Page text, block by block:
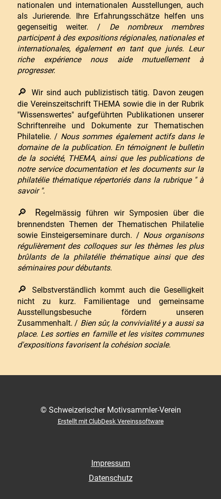
nationalen und internationalen Ausstellungen, auch
als Jurierende. Ihre Erfahrungsschätze helfen uns
gegenseitig weiter. / De nombreux membres
participent à des expositions régionales, nationales et
internationales, également en tant que jurés. Leur
riche expérience nous aide mutuellement à
progresser.
🔎
Wir sind auch publizistisch tätig. Davon zeugen
die Vereinszeitschrift THEMA sowie die in der Rubrik
"Wissenswertes" aufgeführten Publikationen unserer
Schriftenreihe und Dokumente zur Thematischen
Philatelie. / Nous sommes également actifs dans le
domaine de la publication. En témoignent le bulletin
de la société, THEMA, ainsi que les publications de
notre service documentation et les documents sur la
philatélie thématique répertoriés dans la rubrique " à
savoir ".
🔎 Regelmässig führen wir Symposien
über die
brennendsten Themen der Thematischen Philatelie
sowie Einsteigerseminare durch. / Nous organisons
régulièrement des colloques sur les thèmes les plus
brûlants de la philatélie thématique ainsi que des
séminaires pour débutants.
🔎
Selbstverständlich kommt auch die Geselligkeit
nicht zu kurz. Familientage und gemeinsame
Ausstellungsbesuche fördern unseren
Zusammenhalt. / Bien sûr, la convivialité y a aussi sa
place. Les sorties en famille et les visites communes
d'expositions favorisent la cohésion sociale.
© Schweizerischer Motivsammler-Verein
Erstellt mit ClubDesk Vereinssoftware
Impressum
Datenschutz